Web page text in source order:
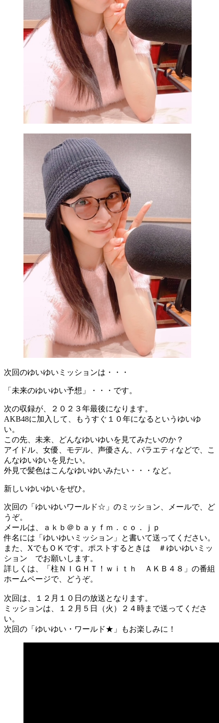
次回のゆいゆいミッションは・・・
「未来のゆいゆい予想」・・・です。
次の収録が、２０２３年最後になります。
AKB48に加入して、もうすぐ１０年になるというゆいゆ
い。
この先、未来、どんなゆいゆいを見てみたいのか？
アイドル、女優、モデル、声優さん、バラエティなどで、こ
んなゆいゆいを見たい。
外見で髪色はこんなゆいゆいみたい・・・など。
新しいゆいゆいをぜひ。
次回の「ゆいゆいワールド☆」のミッション、メールで、ど
うぞ。
メールは、ａｋｂ＠ｂａｙｆｍ．ｃｏ．ｊｐ
件名には「ゆいゆいミッション」と書いて送ってください。
また、XでもＯＫです。ポストするときは ＃ゆいゆいミッ
ション でお願いします。
詳しくは、「柱ＮＩＧＨＴ！ｗｉｔｈ ＡＫＢ４８」の番組
ホームページで、どうぞ。
次回は、１２月１０日の放送となります。
ミッションは、１２月５日（火）２４時まで送ってくださ
い。
次回の「ゆいゆい・ワールド★」もお楽しみに！